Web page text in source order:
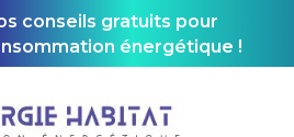
conseils gratuits pour
énergétique !